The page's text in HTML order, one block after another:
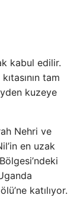
kabul edilir.
tam
kuzeye
Nehri ve
en uzak
katılıyor.